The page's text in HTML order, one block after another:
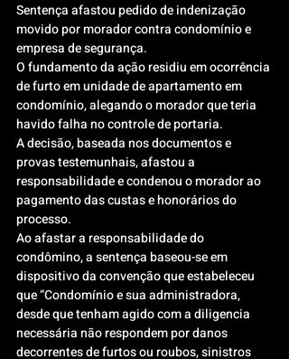
Sentença afastou pedido de indenização
movido por morador contra condomínio e
empresa de segurança.
O fundamento da ação residiu em ocorrência
de furto em unidade de apartamento em
condomínio, alegando o morador que teria
havido falha no controle de portaria.
A decisão, baseada nos documentos e
provas testemunhais, afastou a
responsabilidade e condenou o morador ao
pagamento das custas e honorários do
processo.
Ao afastar a responsabilidade do
condômino, a sentença baseou-se em
dispositivo da convenção que estabeleceu
que “Condomínio e sua administradora,
desde que tenham agido com a diligencia
necessária não respondem por danos
decorrentes de furtos ou roubos, sinistros